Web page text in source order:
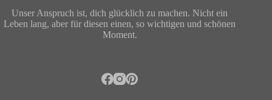
Unser Anspruch ist, dich glücklich zu machen. Nicht ein
Leben lang, aber für diesen einen, so wichtigen und schönen
Moment.